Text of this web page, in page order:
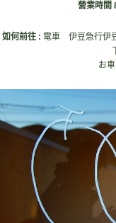
營業時間
如何前往 : 電車 伊豆急行伊
お